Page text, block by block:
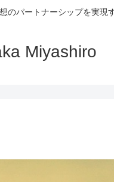
のパートナーシップを実現
Miyashiro